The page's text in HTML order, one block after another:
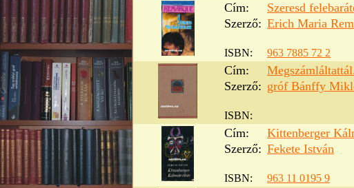
Cím:
Szeresd
Szerző: Erich Maria
ISBN:
963 7885 72 2
Cím:
Szerző: gróf Bánffy
ISBN:
Cím:
Kittenberger
Szerző: Fekete István
ISBN:
963 11 0195 9